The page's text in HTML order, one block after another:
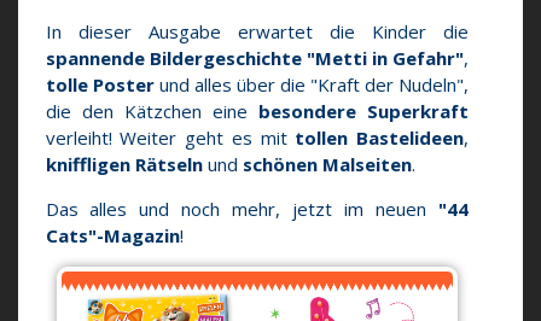
In dieser Ausgabe erwartet die Kinder die
spannende Bildergeschichte "Metti in Gefahr",
tolle Posterund alles über die "Kraft der Nudeln",
die den Kätzchen eine besondere Superkraft
verleiht! Weiter geht es mit tollen Bastelideen,
kniffligen Rätselnund schönen Malseiten.
Das alles und noch mehr, jetzt im neuen "44
Cats"-Magazin!